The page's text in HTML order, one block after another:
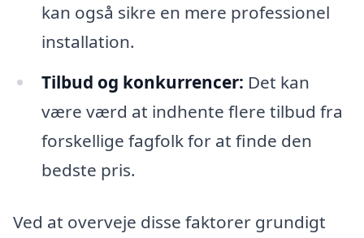
kan også sikre en mere professionel
installation.
Tilbud og konkurrencer: Det kan
være værd at indhente flere tilbud fra
forskellige fagfolk for at finde den
bedste pris.
Ved at overveje disse faktorer grundigt